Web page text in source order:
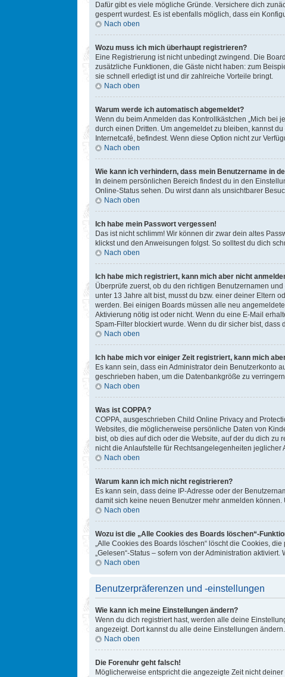
Dafür gibt es viele mögliche Gründe. Versichere dich
gesperrt wurdest. Es ist ebenfalls möglich, dass ein
Nach oben
Wozu muss ich mich überhaupt registrieren?
Eine Registrierung ist nicht unbedingt zwingend. Die
zusätzliche Funktionen, die Gäste nicht haben: zum
sie schnell erledigt ist und dir zahlreiche Vorteile bringt.
Nach oben
Warum werde ich automatisch abgemeldet?
Wenn du beim Anmelden das Kontrollkästchen „Mich bei
durch einen Dritten. Um angemeldet zu bleiben, kannst
Internetcafé, befindest. Wenn diese Option nicht zur
Nach oben
Wie kann ich verhindern, dass mein Benutzername in
In deinem persönlichen Bereich findest du in den
Online-Status sehen. Du wirst dann als unsichtbarer
Nach oben
Ich habe mein Passwort vergessen!
Das ist nicht schlimm! Wir können dir zwar dein altes
klickst und den Anweisungen folgst. So solltest du dich
Nach oben
Ich habe mich registriert, kann mich aber nicht
Überprüfe zuerst, ob du den richtigen Benutzernamen
unter 13 Jahre alt bist, musst du bzw. einer deiner Eltern
werden. Bei einigen Boards müssen alle neu
Aktivierung nötig ist oder nicht. Wenn du eine E-Mail
Spam-Filter blockiert wurde. Wenn du dir sicher bist,
Nach oben
Ich habe mich vor einiger Zeit registriert, kann mich
Es kann sein, dass ein Administrator dein Benutzerkonto
geschrieben haben, um die Datenbankgröße zu
Nach oben
Was ist COPPA?
COPPA, ausgeschrieben Child Online Privacy and
Websites, die möglicherweise persönliche Daten von
bist, ob dies auf dich oder die Website, auf der du dich zu
nicht die Anlaufstelle für Rechtsangelegenheiten
Nach oben
Warum kann ich mich nicht registrieren?
Es kann sein, dass deine IP-Adresse oder der
damit sich keine neuen Benutzer mehr anmelden
Nach oben
Wozu ist die „Alle Cookies des Boards löschen“-
„Alle Cookies des Boards löschen“ löscht die Cookies,
„Gelesen“-Status – sofern von der Administration
Nach oben
Benutzerpräferenzen und -einstellungen
Wie kann ich meine Einstellungen ändern?
Wenn du dich registriert hast, werden alle deine
angezeigt. Dort kannst du alle deine Einstellungen ändern.
Nach oben
Die Forenuhr geht falsch!
Möglicherweise entspricht die angezeigte Zeit nicht